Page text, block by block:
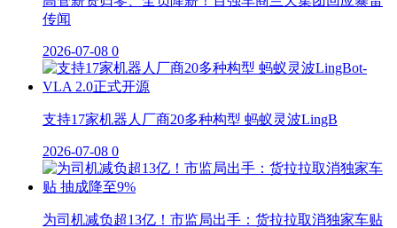
传闻
2026-07-08 0
支持17家机器人厂商20多种构型 蚂蚁灵波LingB
2026-07-08 0
为司机减负超13亿！市监局出手：货拉拉取消独家车贴